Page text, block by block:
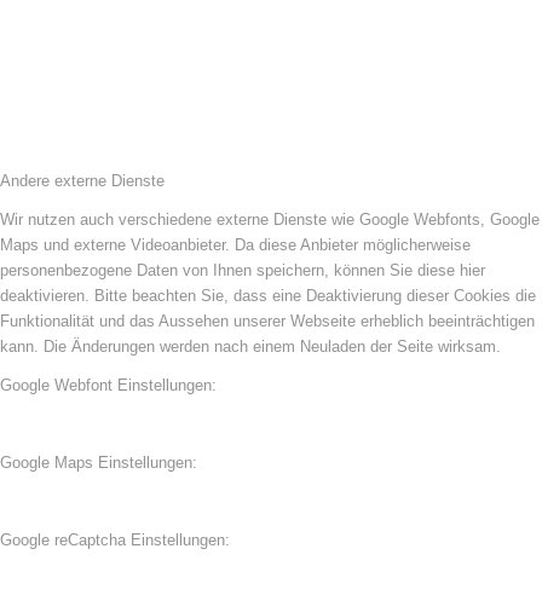
Andere externe Dienste
Wir nutzen auch verschiedene externe Dienste wie Google Webfonts, Google
Maps und externe Videoanbieter. Da diese Anbieter möglicherweise
personenbezogene Daten von Ihnen speichern, können Sie diese hier
deaktivieren. Bitte beachten Sie, dass eine Deaktivierung dieser Cookies die
Funktionalität und das Aussehen unserer Webseite erheblich beeinträchtigen
kann. Die Änderungen werden nach einem Neuladen der Seite wirksam.
Google Webfont Einstellungen:
Google Maps Einstellungen:
Google reCaptcha Einstellungen: